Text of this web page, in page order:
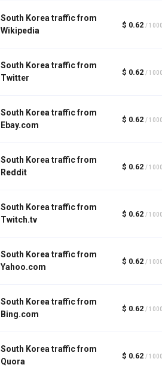
South Korea traffic from
Wikipedia
$ 0.62 / 1000
South Korea traffic from
Twitter
$ 0.62 / 1000
South Korea traffic from
Ebay.com
$ 0.62 / 1000
South Korea traffic from
Reddit
$ 0.62 / 1000
South Korea traffic from
Twitch.tv
$ 0.62 / 1000
South Korea traffic from
Yahoo.com
$ 0.62 / 1000
South Korea traffic from
Bing.com
$ 0.62 / 1000
South Korea traffic from
Quora
$ 0.62 / 1000